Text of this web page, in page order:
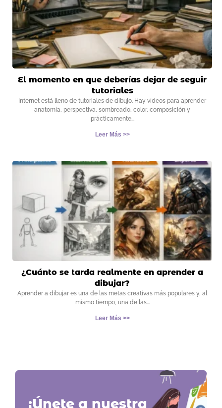
El momento en que deberías dejar de seguir
tutoriales
Internet está lleno de tutoriales de dibujo. Hay vídeos para aprender
anatomía, perspectiva, sombreado, color, composición y
prácticamente
Leer Más >>
¿Cuánto se tarda realmente en aprender a
dibujar?
Aprender a dibujar es una de las metas creativas más populares y, al
mismo tiempo, una de las
Leer Más >>
¡Únete a nuestra